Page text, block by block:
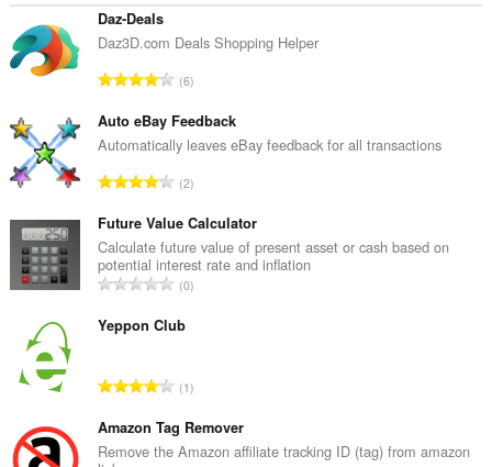
Daz-Deals
Daz3D.com Deals Shopping Helper
А
з
н
к
ў
:
6
Auto eBay Feedback
Automatically leaves eBay feedback for all transactions
А
з
н
а
к
ў
2
Future Value Calculator
Calculate future value of present asset or cash based on
potential interest rate and inflation
А
з
к
ў
:
0
Yeppon Club
А
з
н
1
Amazon Tag Remover
Remove the Amazon affiliate tracking ID (tag) from amazon